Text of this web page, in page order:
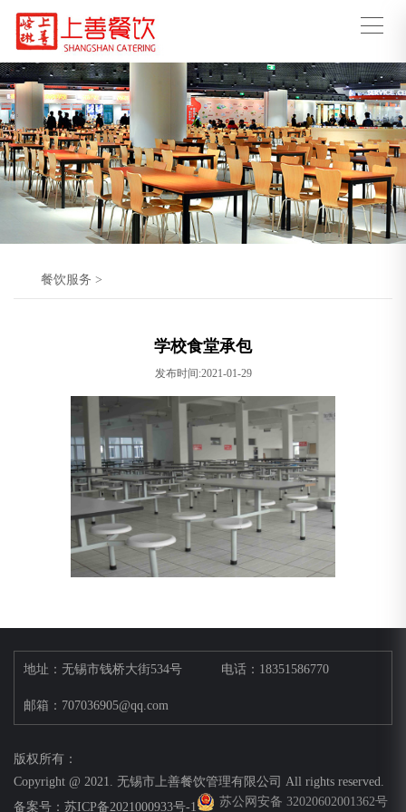
餐饮服务 >
学校食堂承包
发布时间:2021-01-29
地址：无锡市钱桥大街534号 电话：18351586770
邮箱：707036905@qq.com
版权所有：
Copyright @ 2021. 无锡市上善餐饮管理有限公司 All rights reserved.
备案号： 苏ICP备2021000933号-1 苏公网安备 32020602001362号